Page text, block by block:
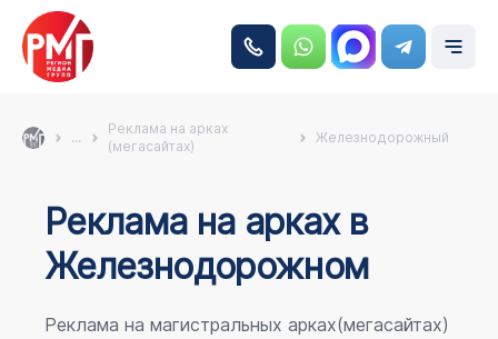
...
Реклама на арках
(мегасайтах)
Железнодорожный
Реклама на аркаx в
Железнодорожном
Реклама на магистральных арках(мегасайтах)